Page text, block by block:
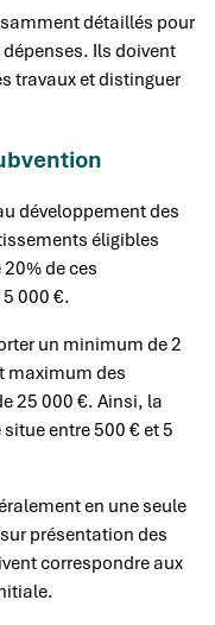
détaillés pour
dépenses. Ils doivent
travaux et distinguer
développement des
éligibles
de ces
000 €.
un minimum de 2
maximum des
25 000 €. Ainsi, la
entre 500 € et 5
en une seule
présentation des
correspondre aux